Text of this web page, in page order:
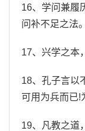
16、学问兼履
问补不足之法。
17、兴学之本
18、孔子言以
可用为兵而已!
19、凡教之道